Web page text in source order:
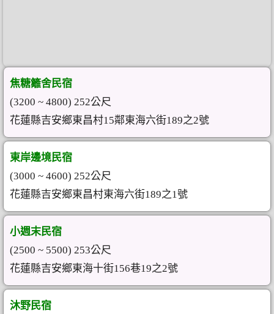
焦糖籬舍民宿
(3200 ~ 4800) 252公尺
花蓮縣吉安鄉東昌村15鄰東海六街189之2號
東岸邊境民宿
(3000 ~ 4600) 252公尺
花蓮縣吉安鄉東昌村東海六街189之1號
小週末民宿
(2500 ~ 5500) 253公尺
花蓮縣吉安鄉東海十街156巷19之2號
沐野民宿